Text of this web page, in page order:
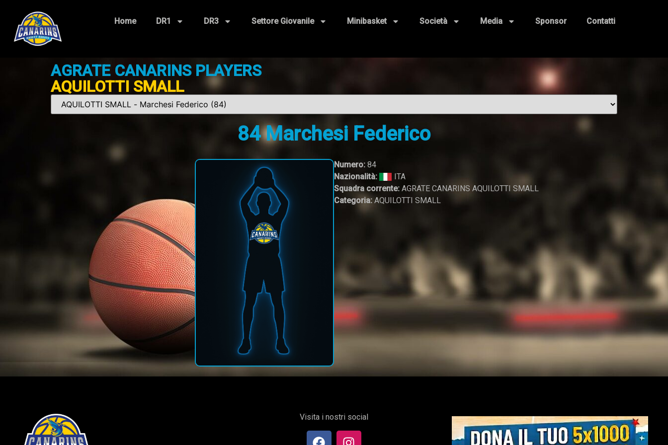
Home DR1 DR3 Settore Giovanile Minibasket Società Media Sponsor Contatti
AGRATE CANARINS PLAYERS
AQUILOTTI SMALL
84Marchesi Federico
Numero: 84
Nazionalità:
ITA
Squadra corrente: AGRATE CANARINS AQUILOTTI SMALL
Categoria: AQUILOTTI SMALL
Visita i nostri social